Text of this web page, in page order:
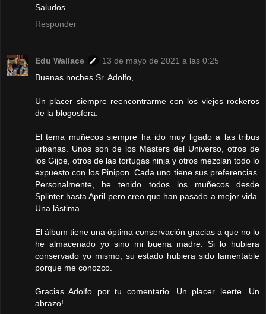
Saludos
Responder
Edu Wallace
13 de mayo de 2021 a las 0:25
Buenas noches Sr. Adolfo,
Un placer siempre reencontrarme con los viejos rockeros
de la blogosfera.
El tema muñecos siempre ha ido muy ligado a las tribus
urbanas. Unos son de los Masters del Universo, otros de
los Gijoe, otros de las tortugas ninja y otros mezclan todo lo
expuesto con los Pinipon. Cada uno tiene sus preferencias.
Personalmente, he tenido todos los muñecos desde
Splinter hasta April pero creo que han pasado a mejor vida.
Una lástima.
El álbum tiene una óptima conservación gracias a que no lo
he almacenado yo sino mi buena madre. Si lo hubiera
conservado yo mismo, su estado hubiera sido lamentable
porque me conozco.
Gracias Adolfo por tu comentario. Un placer leerte. Un
abrazo!